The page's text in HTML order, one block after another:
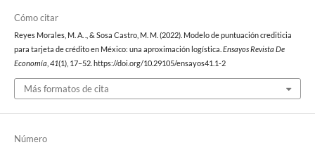
Cómo citar
Reyes Morales, M. A. ., & Sosa Castro, M. M. (2022). Modelo de puntuación crediticia
para tarjeta de crédito en México: una aproximación logística. Ensayos Revista De
Economía 41(1), 17–52. https://doi.org/10.29105/ensayos41.1-2
Más formatos de cita
Número